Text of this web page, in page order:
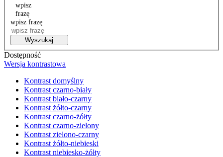
wpisz
frazę
wpisz frazę
Wyszukaj
Dostępność
Wersja kontrastowa
Kontrast domyślny
Kontrast czarno-biały
Kontrast biało-czarny
Kontrast żółto-czarny
Kontrast czarno-żółty
Kontrast czarno-zielony
Kontrast zielono-czarny
Kontrast żółto-niebieski
Kontrast niebiesko-żółty